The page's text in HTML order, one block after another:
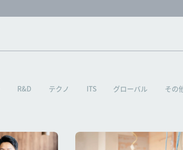
R&D テクノ ITS グローバル その